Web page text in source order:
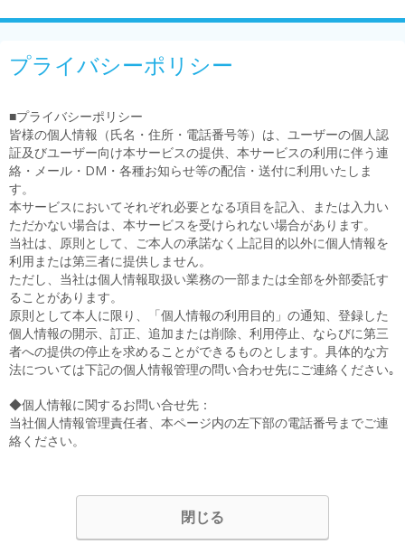
プライバシーポリシー
■プライバシーポリシー
皆様の個人情報（氏名・住所・電話番号等）は、ユーザーの個人認
証及びユーザー向け本サービスの提供、本サービスの利用に伴う連
絡・メール・DM・各種お知らせ等の配信・送付に利用いたしま
す。
本サービスにおいてそれぞれ必要となる項目を記入、または入力い
ただかない場合は、本サービスを受けられない場合があります。
当社は、原則として、ご本人の承諾なく上記目的以外に個人情報を
利用または第三者に提供しません。
ただし、当社は個人情報取扱い業務の一部または全部を外部委託す
ることがあります。
原則として本人に限り、「個人情報の利用目的」の通知、登録した
個人情報の開示、訂正、追加または削除、利用停止、ならびに第三
者への提供の停止を求めることができるものとします。具体的な方
法については下記の個人情報管理の問い合わせ先にご連絡ください｡
◆個人情報に関するお問い合せ先：
当社個人情報管理責任者、本ページ内の左下部の電話番号までご連
絡ください。
閉じる